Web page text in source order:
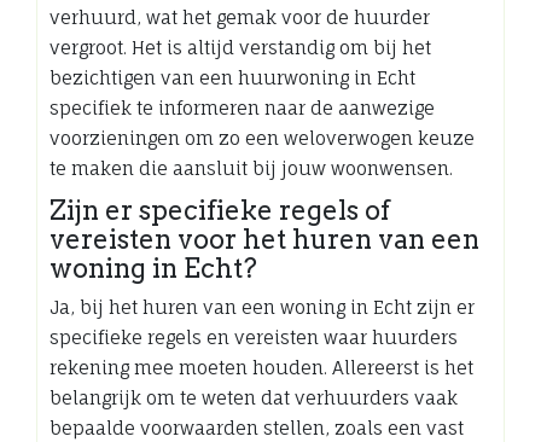
verhuurd, wat het gemak voor de huurder
vergroot. Het is altijd verstandig om bij het
bezichtigen van een huurwoning in Echt
specifiek te informeren naar de aanwezige
voorzieningen om zo een weloverwogen keuze
te maken die aansluit bij jouw woonwensen.
Zijn er specifieke regels of
vereisten voor het huren van een
woning in Echt?
Ja, bij het huren van een woning in Echt zijn er
specifieke regels en vereisten waar huurders
rekening mee moeten houden. Allereerst is het
belangrijk om te weten dat verhuurders vaak
bepaalde voorwaarden stellen, zoals een vast